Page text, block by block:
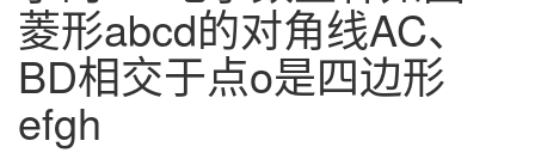
菱形abcd的对角线AC、
BD相交于点o是四边形
efgh